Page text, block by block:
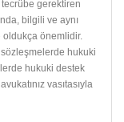
gerektiren
bilgili ve aynı
önemlidir.
hukuki
hukuki destek
vasıtasıyla